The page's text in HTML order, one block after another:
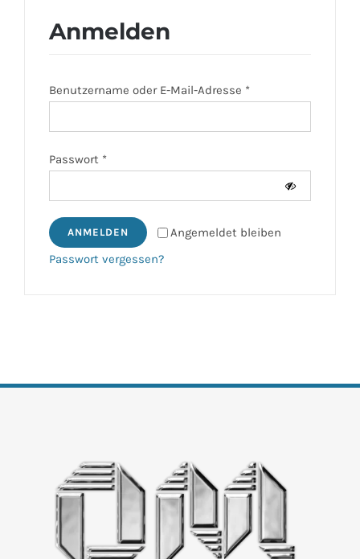
IMBISSANHÄNGER
VIDEOS
Anmelden
Benutzername oder E-Mail-Adresse *Erforderlich
Passwort *Erforderlich
Angemeldet bleiben
ANMELDEN
Passwort vergessen?